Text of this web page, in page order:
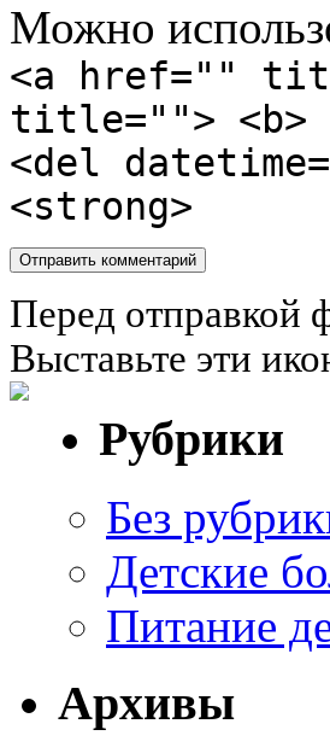
Можно
<a href=""
title=""> <b>
<del
<strong>
Перед отправкой
Выставьте эти
Рубрики
Без
Детские
Питание
Архивы